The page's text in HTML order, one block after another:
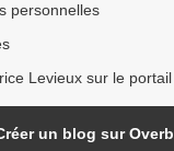
personnelles
Levieux sur le
un blog sur